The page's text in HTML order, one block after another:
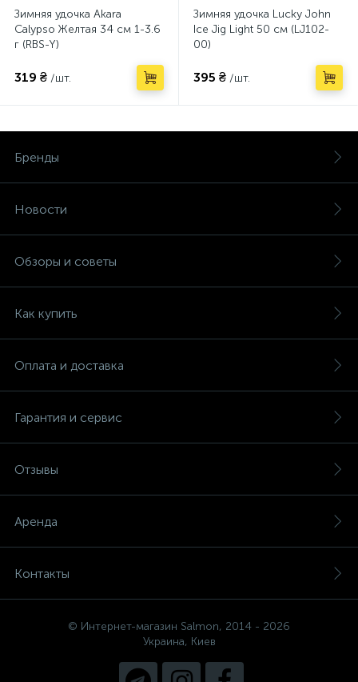
Зимняя удочка Akara
Calypso Желтая 34 см 1-3.6
г (RBS-Y)
319 ₴ /шт.
Зимняя удочка Lucky John
Ice Jig Light 50 см (LJ102-
00)
395 ₴ /шт.
Бренды
Новости
Обзоры и советы
Как купить
Оплата и доставка
Гарантия и сервис
Отзывы
Аренда
Контакты
© Интернет-магазин Salmon, 2014 - 2026
Украина, Киев